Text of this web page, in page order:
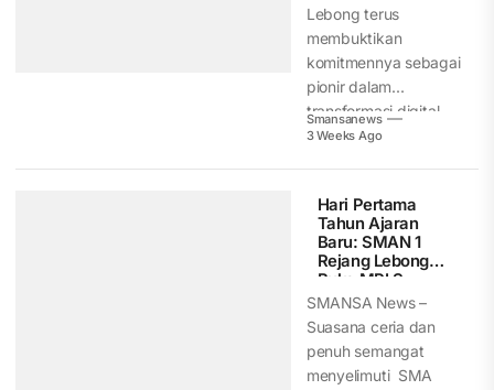
Lebong terus
membuktikan
komitmennya sebagai
pionir dalam
transformasi digital
dunia pendidikan di
Smansanews
3 Weeks Ago
Hari Pertama
Tahun Ajaran
Baru: SMAN 1
Rejang Lebong
Buka MPLS
Ramah, Aman,
Menyenangkan
SMANSA News –
Suasana ceria dan
penuh semangat
menyelimuti SMA